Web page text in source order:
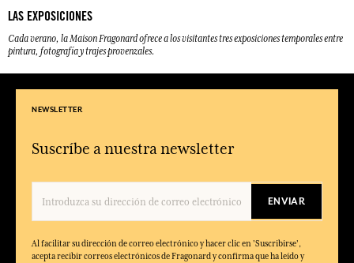
LAS EXPOSICIONES
Cada verano, la Maison Fragonard ofrece a los visitantes tres exposiciones temporales entre
pintura, fotografía y trajes provenzales.
NEWSLETTER
Suscríbe a nuestra newsletter
ENVIAR
Al facilitar su dirección de correo electrónico y hacer clic en 'Suscribirse',
acepta recibir correos electrónicos de Fragonard y confirma que ha leído y